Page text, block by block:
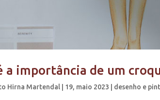
a importância de um
Hirna Martendal 19, maio 2023 desenho e